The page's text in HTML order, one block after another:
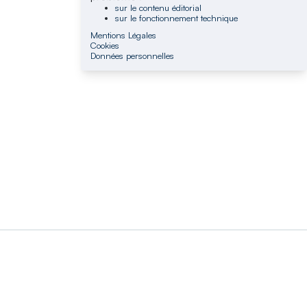
sur le contenu éditorial
sur le fonctionnement technique
Mentions Légales
Cookies
Données personnelles